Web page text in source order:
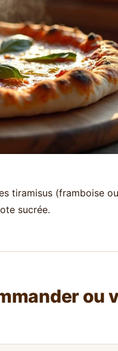
tiramisus (framboise
sucrée.
ou